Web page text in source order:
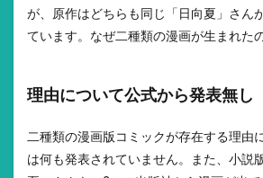
が、原作はどちらも同じ「日向夏」さん
ています。なぜ二種類の漫画が生まれた
理由について公式から発表無し
二種類の漫画版コミックが存在する理由
は何も発表されていません。また、小説